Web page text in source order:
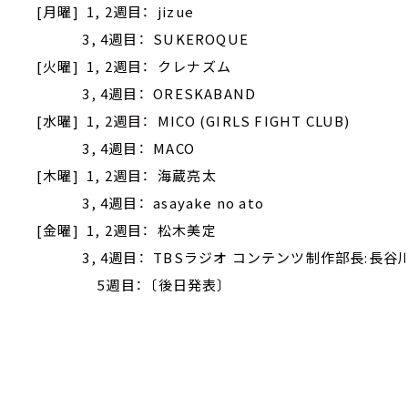
[月曜] 1, 2週目： jizue
3, 4週目： SUKEROQUE
[火曜] 1, 2週目： クレナズム
3, 4週目： ORESKABAND
[水曜] 1, 2週目： MICO (GIRLS FIGHT CLUB)
3, 4週目： MACO
[木曜] 1, 2週目： 海蔵亮太
3, 4週目： asayake no ato
[金曜] 1, 2週目： 松木美定
3, 4週目： TBSラジオ コンテンツ制作部長:長谷
5週目： 〔後日発表〕